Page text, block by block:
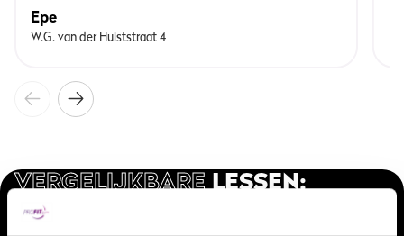
Epe
W.G. van der Hulststraat 4
VERGELIJKBARELESSEN:
Onze doelgerichte arrangementen voor ieder type sporter.